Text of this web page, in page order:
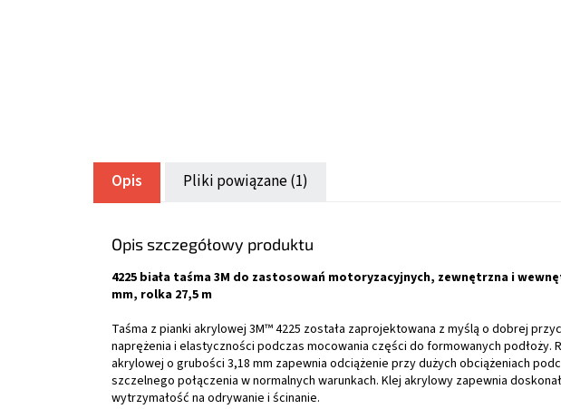
Opis Pliki powiązane (1)
Opis szczegółowy produktu
4225 biała taśma 3M do zastosowań motoryzacyjnych, zewnętrzna i
mm, rolka 27,5 m
Taśma z pianki akrylowej 3M™ 4225 została zaprojektowana z myślą o dobrej
naprężenia i elastyczności podczas mocowania części do formowanych podłoży.
akrylowej o grubości 3,18 mm zapewnia odciążenie przy dużych obciążeniach
szczelnego połączenia w normalnych warunkach. Klej akrylowy zapewnia
wytrzymałość na odrywanie i ścinanie.